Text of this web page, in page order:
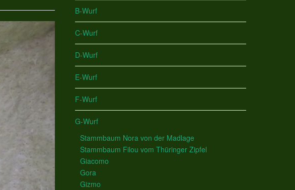
B-Wurf
C-Wurf
D-Wurf
E-Wurf
F-Wurf
G-Wurf
Stammbaum Nora von der Madlage
Stammbaum Filou vom Thüringer Zipfel
Giacomo
Gora
Gizmo